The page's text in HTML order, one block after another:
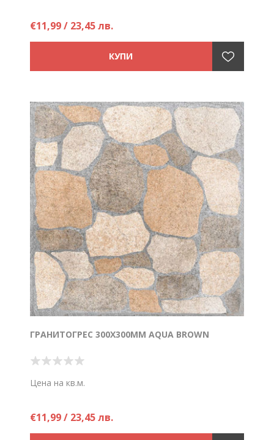
€11,99 / 23,45 лв.
ГРАНИТОГРЕС 300X300ММ AQUA BROWN
Цена на кв.м.
€11,99 / 23,45 лв.